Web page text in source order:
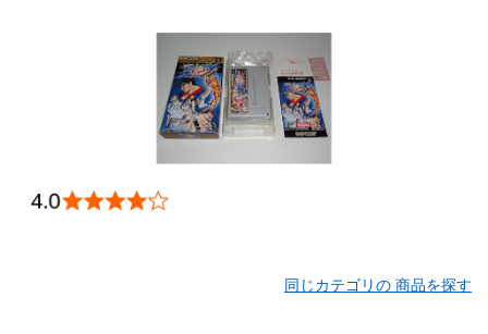
同じカテゴリの 商品を探す